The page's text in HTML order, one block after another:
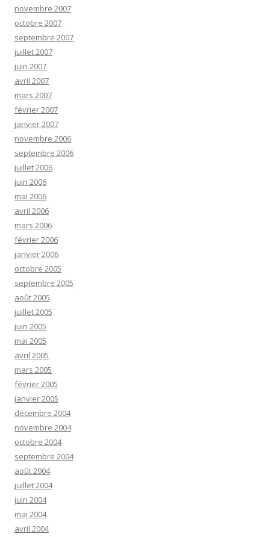
novembre 2007
octobre 2007
septembre 2007
juillet 2007
juin 2007
avril 2007
mars 2007
février 2007
janvier 2007
novembre 2006
septembre 2006
juillet 2006
juin 2006
mai 2006
avril 2006
mars 2006
février 2006
janvier 2006
octobre 2005
septembre 2005
août 2005
juillet 2005
juin 2005
mai 2005
avril 2005
mars 2005
février 2005
janvier 2005
décembre 2004
novembre 2004
octobre 2004
septembre 2004
août 2004
juillet 2004
juin 2004
mai 2004
avril 2004